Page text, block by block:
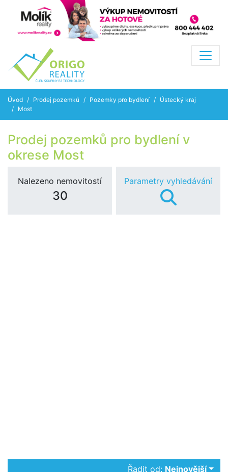
Úvod Prodej pozemků Pozemky pro bydlení
Ústecký kraj
Most
Prodej pozemků pro bydlení v
okrese Most
Nalezeno nemovitostí
30
Parametry vyhledávání
Řadit od: Nejnovější